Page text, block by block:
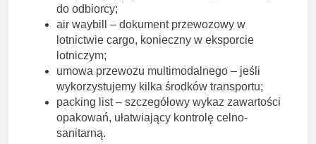
do odbiorcy;
air waybill – dokument przewozowy w
lotnictwie cargo, konieczny w eksporcie
lotniczym;
umowa przewozu multimodalnego – jeśli
wykorzystujemy kilka środków transportu;
packing list – szczegółowy wykaz zawartości
opakowań, ułatwiający kontrolę celno-
sanitarną.